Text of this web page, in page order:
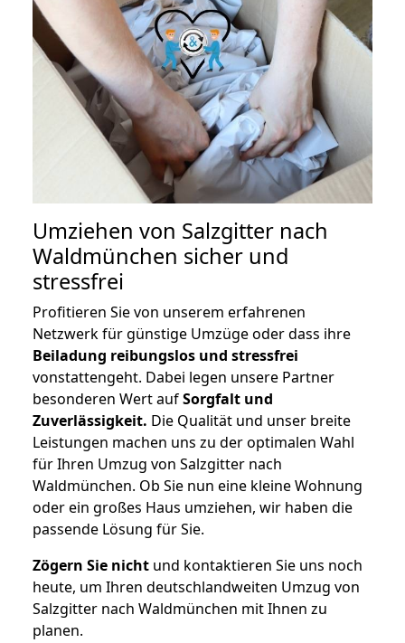
Umziehen von Salzgitter nach
Waldmünchen sicher und
stressfrei
Profitieren Sie von unserem erfahrenen
Netzwerk für günstige Umzüge oder dass ihre
Beiladung reibungslos und stressfrei
vonstattengeht. Dabei legen unsere Partner
besonderen Wert aufSorgfalt und
Zuverlässigkeit. Die Qualität und unser breite
Leistungen machen uns zu der optimalen Wahl
für Ihren Umzug von Salzgitter nach
Waldmünchen. Ob Sie nun eine kleine Wohnung
oder ein großes Haus umziehen, wir haben die
passende Lösung für Sie.
Zögern Sie nicht und kontaktieren Sie uns noch
heute, um Ihren deutschlandweiten Umzug von
Salzgitter nach Waldmünchen mit Ihnen zu
planen.